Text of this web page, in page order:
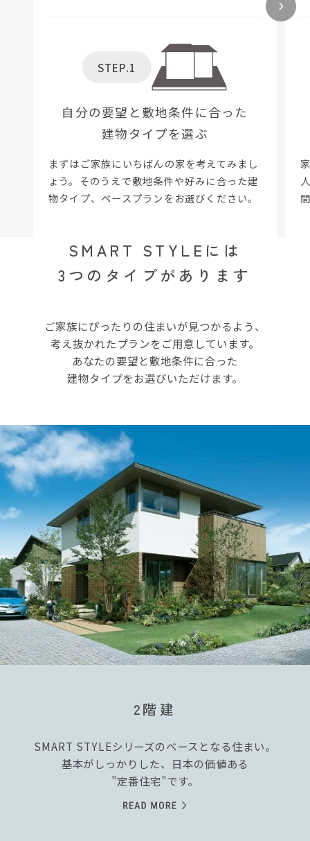
STEP.1
自分の要望と敷地条件に合った
建物タイプを選ぶ
まずはご家族にいちばんの家を考えてみまし
ょう。そのうえで敷地条件や好みに合った建
物タイプ、ベースプランをお選びください。
SMART STYLEには
3つのタイプがあります
ご家族にぴったりの住まいが見つかるよう、
考え抜かれたプランをご用意しています。
あなたの要望と敷地条件に合った
建物タイプをお選びいただけます。
2階建
SMART STYLEシリーズのベースとなる住まい。
基本がしっかりした、日本の価値ある
”定番住宅”です。